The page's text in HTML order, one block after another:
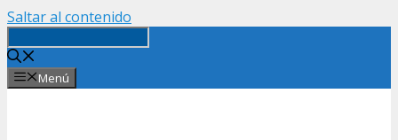
Saltar al contenido
Menú